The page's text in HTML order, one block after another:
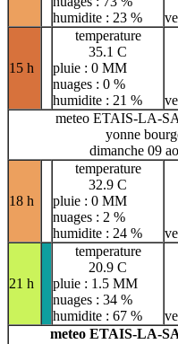
humidite : 23 %
15 h
temperature
35.1 C
pluie : 0 MM
nuages : 0 %
humidite : 21 %
meteo ETAIS-LA-
yonne
dimanche 09
18 h
temperature
32.9 C
pluie : 0 MM
nuages : 2 %
humidite : 24 %
21 h
temperature
20.9 C
pluie : 1.5 MM
nuages : 34 %
humidite : 67 %
meteo ETAIS-LA-